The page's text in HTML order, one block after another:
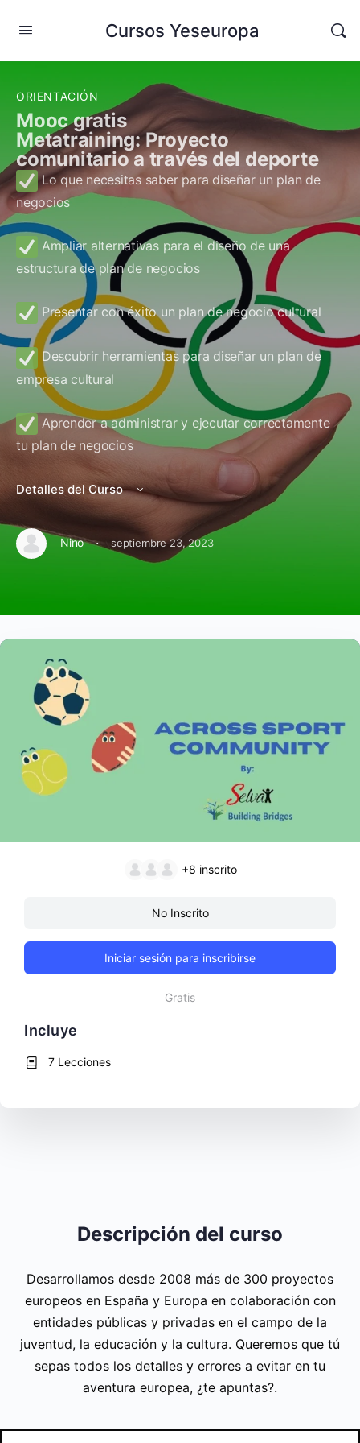
Cursos Yeseuropa
ORIENTACIÓN
Mooc gratis
Metatraining: Proyecto
comunitario a través del deporte
Lo que necesitas saber para diseñar un plan de
negocios
Ampliar alternativas para el diseño de una
estructura de plan de negocios
Presentar con éxito un plan de negocio cultural
Descubrir herramientas para diseñar un plan de
empresa cultural
Aprender a administrar y ejecutar correctamente
tu plan de negocios
Detalles del Curso
Nino · septiembre 23, 2023
Descripción del curso
Desarrollamos desde 2008 más de 300 proyectos
europeos en España y Europa en colaboración con
entidades públicas y privadas en el campo de la
juventud, la educación y la cultura. Queremos que tú
sepas todos los detalles y errores a evitar en tu
aventura europea, ¿te apuntas?.
+8 inscrito
No Inscrito
Iniciar sesión para inscribirse
Gratis
Incluye
7 Lecciones